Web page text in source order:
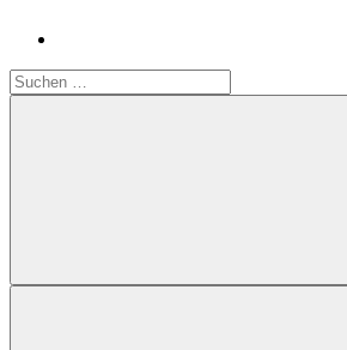
Suchen
nach:
Suchen